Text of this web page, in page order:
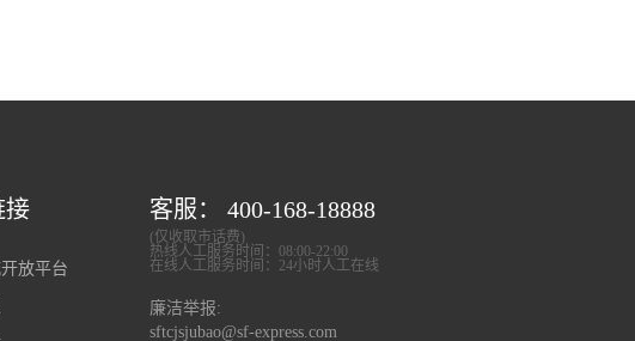
接
放平台
客服： 400-168-18888
(仅收取市话费)
热线人工服务时间：08:00-22:00
在线人工服务时间：24小时人工在线
廉洁举报:
sftcjsjubao@sf-express.com